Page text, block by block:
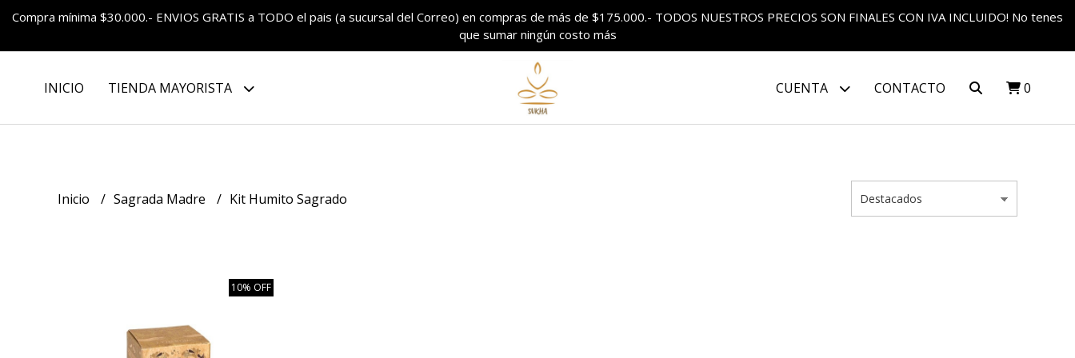
Compra mínima $30.000.- ENVIOS GRATIS a TODO el pais (a sucursal del Correo) en compras de más de $175.000.- TODOS NUESTROS PRECIOS SON FINALES CON IVA INCLUIDO! No tenes
que sumar ningún costo más
INICIO TIENDA MAYORISTA CUENTA CONTACTO 0
Inicio Sagrada Madre Kit Humito Sagrado
10% OFF